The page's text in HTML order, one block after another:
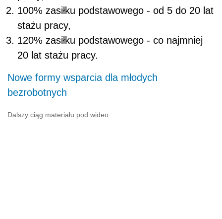
100% zasiłku podstawowego - od 5 do 20 lat
stażu pracy,
120% zasiłku podstawowego - co najmniej
20 lat stażu pracy.
Nowe formy wsparcia dla młodych
bezrobotnych
Dalszy ciąg materiału pod wideo